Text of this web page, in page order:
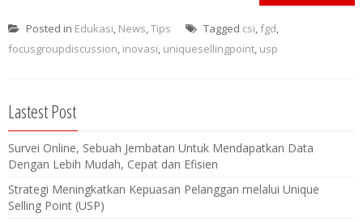
Posted in Edukasi, News,Tips Tagged csi, fgd,
focusgroupdiscussion, inovasi, uniquesellingpoint, usp
Lastest Post
Survei Online, Sebuah Jembatan Untuk Mendapatkan Data
Dengan Lebih Mudah, Cepat dan Efisien
Strategi Meningkatkan Kepuasan Pelanggan melalui Unique
Selling Point (USP)